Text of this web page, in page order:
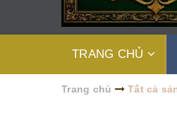
TRANG CHỦ
Trang chủ Tất cả